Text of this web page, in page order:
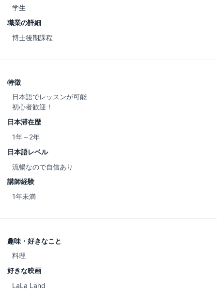
学生
職業の詳細
博士後期課程
特徴
日本語でレッスンが可能
初心者歓迎！
日本滞在歴
1年～2年
日本語レベル
流暢なので自信あり
講師経験
1年未満
趣味・好きなこと
料理
好きな映画
LaLa Land